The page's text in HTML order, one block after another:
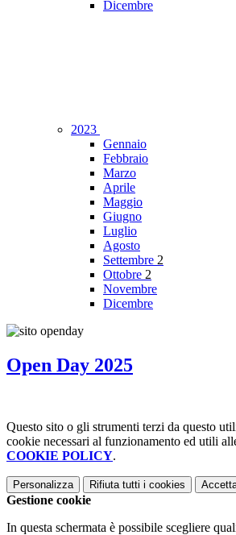
Dicembre
2023
Gennaio
Febbraio
Marzo
Aprile
Maggio
Giugno
Luglio
Agosto
Settembre 2
Ottobre 2
Novembre
Dicembre
Open Day 2025
Questo sito o gli strumenti terzi da questo
cookie necessari al funzionamento ed utili
COOKIE POLICY.
Personalizza Rifiuta tutti i cookies
Gestione cookie
In questa schermata è possibile scegliere